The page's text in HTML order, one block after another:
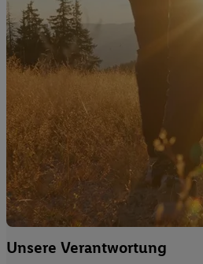
Unsere Verantwortung